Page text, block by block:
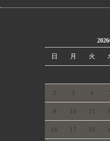
日 月 火
2 3 4
9 10 11
16 17 18